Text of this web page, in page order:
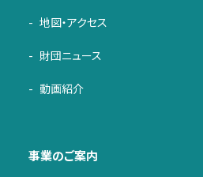
地図・アクセス
財団ニュース
動画紹介
事業のご案内